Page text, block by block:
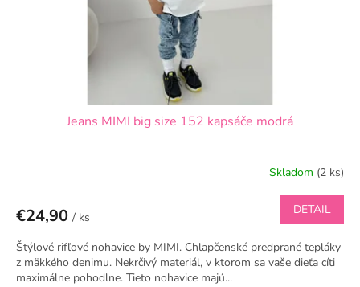
Jeans MIMI big size 152 kapsáče modrá
Skladom (2 ks)
€24,90 / ks
DETAIL
Štýlové rifľové nohavice by MIMI. Chlapčenské predprané tepláky
z mäkkého denimu. Nekrčivý materiál, v ktorom sa vaše dieťa cíti
maximálne pohodlne. Tieto nohavice majú...